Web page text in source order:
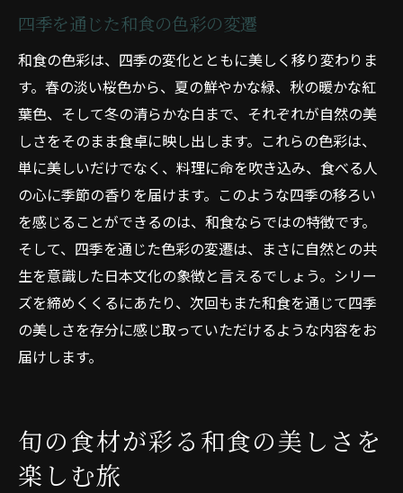
四季を通じた和食の色彩の変遷
和食の色彩は、四季の変化とともに美しく移り変わりま
す。春の淡い桜色から、夏の鮮やかな緑、秋の暖かな紅
葉色、そして冬の清らかな白まで、それぞれが自然の美
しさをそのまま食卓に映し出します。これらの色彩は、
単に美しいだけでなく、料理に命を吹き込み、食べる人
の心に季節の香りを届けます。このような四季の移ろい
を感じることができるのは、和食ならではの特徴です。
そして、四季を通じた色彩の変遷は、まさに自然との共
生を意識した日本文化の象徴と言えるでしょう。シリー
ズを締めくくるにあたり、次回もまた和食を通じて四季
の美しさを存分に感じ取っていただけるような内容をお
届けします。
旬の食材が彩る和食の美しさを
楽しむ旅